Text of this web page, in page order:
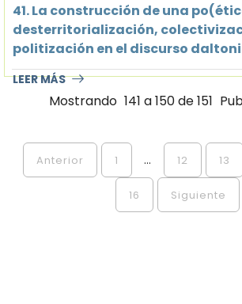
41. La construcción de una
desterritorialización,
politización en el discurso
LEER MÁS
Mostrando 141 a 150 de 151
Anterior 1 ... 12 13
16 Siguiente